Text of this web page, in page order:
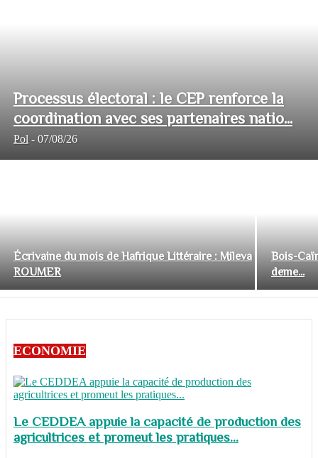
Processus électoral : le CEP renforce la
coordination avec ses partenaires natio...
Pol - 07/08/26
Écrivaine du mois de Hafrique Littéraire : Mileva
ROUMER
Bois-
deme...
ECONOMIE
Le CEDDEA appuie la capacité de production des
agricultrices et promeut les pratiques...